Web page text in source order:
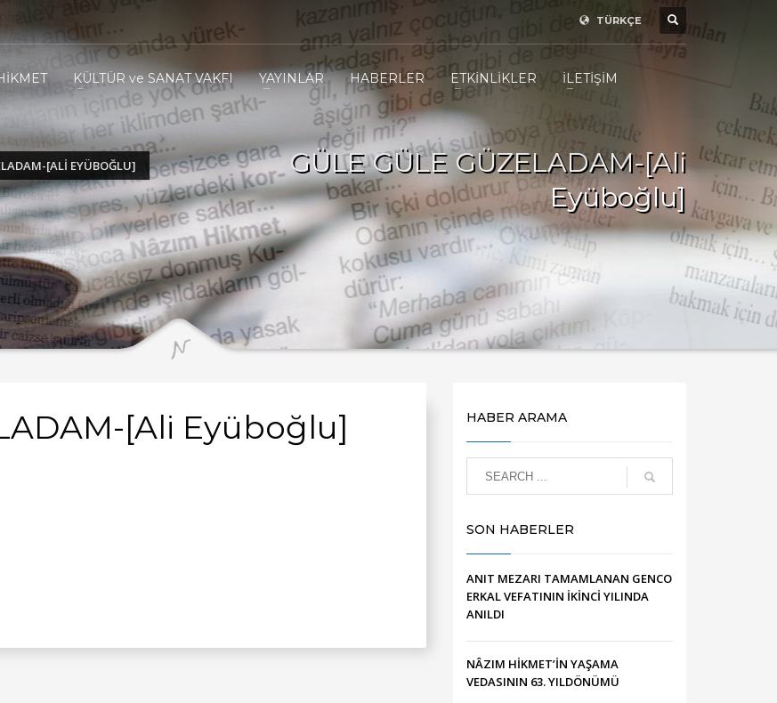
TÜRKÇE
KÜLTÜR ve SANAT VAKFI YAYINLAR HABERLER ETKİNLİKLER İLETİŞİM
[ALI EYÜBOĞLU]
GÜLE GÜLE GÜZELADAM-[Ali
Eyüboğlu]
[Ali Eyüboğlu] HABER ARAMA
SON HABERLER
ANIT MEZARI TAMAMLANAN GENCO
ERKAL VEFATININ İKİNCİ YILINDA
ANILDI
NÂZIM HİKMET’İN YAŞAMA
VEDASININ 63. YILDÖNÜMÜ